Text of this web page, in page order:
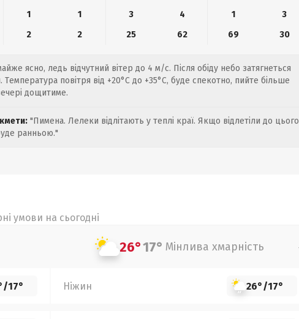
1 1 3 4 1
3
2 2 25 62 69 30
ясно, ледь відчутний вітер до 4 м/с. Після обіду небо затягнеться
Температура повітря від +20°C до +35°C, буде спекотно, пийте більше
дощитиме.
"Пимена. Лелеки відлітають у теплі краї. Якщо відлетіли до цього
ранньою."
умови на сьогодні
26°17° Мінлива хмарність
/17° Ніжин 26°/17°